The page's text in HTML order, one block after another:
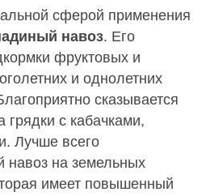
сферой применения
навоз. Его
фруктовых и
и однолетних
сказывается
грядки с кабачками,
Лучше всего
навоз на земельных
имеет повышенный